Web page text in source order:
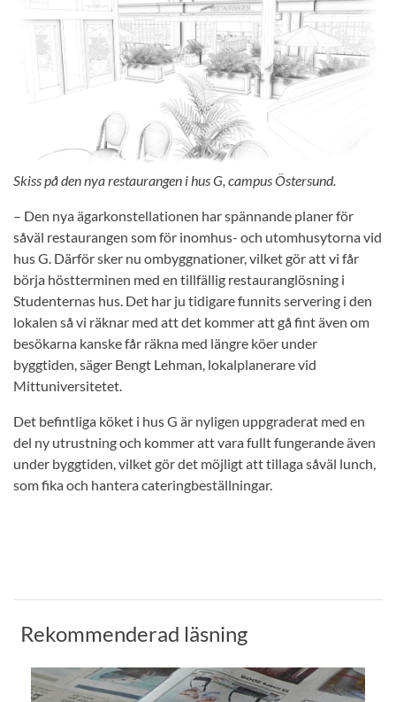
Skiss på den nya restaurangen i hus G, campus Östersund.
– Den nya ägarkonstellationen har spännande planer för
såväl restaurangen som för inomhus- och utomhusytorna vid
hus G. Därför sker nu ombyggnationer, vilket gör att vi får
börja höstterminen med en tillfällig restauranglösning i
Studenternas hus. Det har ju tidigare funnits servering i den
lokalen så vi räknar med att det kommer att gå fint även om
besökarna kanske får räkna med längre köer under
byggtiden, säger Bengt Lehman, lokalplanerare vid
Mittuniversitetet.
Det befintliga köket i hus G är nyligen uppgraderat med en
del ny utrustning och kommer att vara fullt fungerande även
under byggtiden, vilket gör det möjligt att tillaga såväl lunch,
som fika och hantera cateringbeställningar.
Rekommenderad läsning